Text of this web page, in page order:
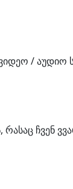
/ აუდიო
რასაც ჩვენ